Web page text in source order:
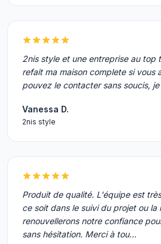
2nis style et une entreprise au top
refait ma maison complete si vous
pouvez le contacter sans soucis,
Vanessa D.
2nis style
Produit de qualité. L'équipe est
ce soit dans le suivi du projet ou
renouvellerons notre confiance
sans hésitation. Merci à tou…